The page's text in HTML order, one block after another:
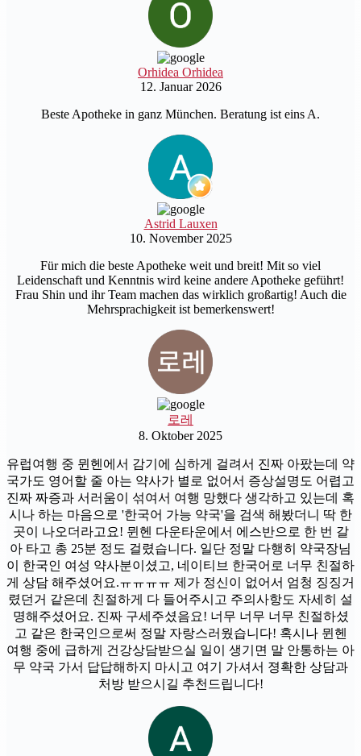
Orhidea Orhidea
12. Januar 2026
Beste Apotheke in ganz München. Beratung ist eins A.
Astrid Lauxen
10. November 2025
Für mich die beste Apotheke weit und breit! Mit so viel
Leidenschaft und Kenntnis wird keine andere Apotheke geführt!
Frau Shin und ihr Team machen das wirklich großartig! Auch die
Mehrsprachigkeit ist bemerkenswert!
로레
8. Oktober 2025
유럽여행 중 뮌헨에서 감기에 심하게 걸려서 진짜 아팠는데 약
국가도 영어할 줄 아는 약사가 별로 없어서 증상설명도 어렵고
진짜 짜증과 서러움이 섞여서 여행 망했다 생각하고 있는데 혹
시나 하는 마음으로 '한국어 가능 약국'을 검색 해봤더니 딱 한
곳이 나오더라고요! 뮌헨 다운타운에서 에스반으로 한 번 갈
아 타고 총 25분 정도 걸렸습니다. 일단 정말 다행히 약국장님
이 한국인 여성 약사분이셨고, 네이티브 한국어로 너무 친절하
게 상담 해주셨어요.ㅠㅠㅠㅠ 제가 정신이 없어서 엄청 징징거
렸던거 같은데 친절하게 다 들어주시고 주의사항도 자세히 설
명해주셨어요. 진짜 구세주셨음요! 너무 너무 너무 친절하셨
고 같은 한국인으로써 정말 자랑스러웠습니다! 혹시나 뮌헨
여행 중에 급하게 건강상담받으실 일이 생기면 말 안통하는 아
무 약국 가서 답답해하지 마시고 여기 가셔서 졍확한 상담과
처방 받으시길 추천드립니다!